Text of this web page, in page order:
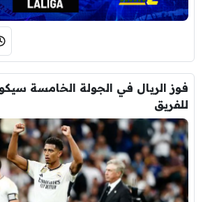
فوز الريال في الجولة الخامسة
للفريق